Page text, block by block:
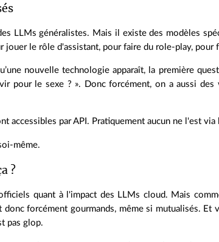
LLMs généralistes. Mais il existe des modèles
jouer le rôle d'assistant, pour faire du role-play, pour
nouvelle technologie apparaît, la première
pour le sexe ? ». Donc forcément, on a aussi des
accessibles par API. Pratiquement aucun ne l'est via
même.
?
quant à l'impact des LLMs cloud. Mais
forcément gourmands, même si mutualisés. Et
pas glop.